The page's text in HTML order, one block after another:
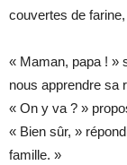
couvertes de
« Maman, papa ! »
nous apprendre sa
« On y va ? »
« Bien sûr, »
famille. »